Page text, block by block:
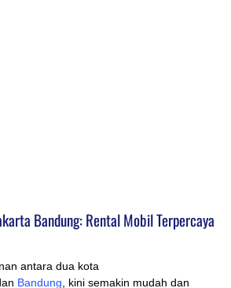
Bandung: Rental Mobil Terpercaya
antara dua kota
Bandung , kini semakin mudah dan